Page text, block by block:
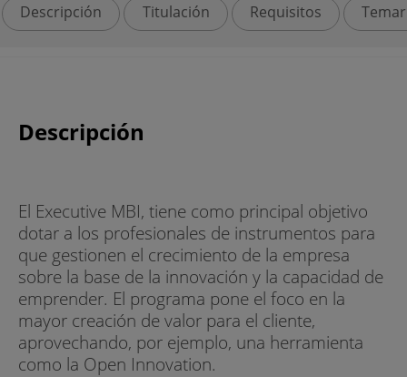
Descripción Titulación Requisitos
Descripción
El Executive MBI, tiene como principal objetivo
dotar a los profesionales de instrumentos para
que gestionen el crecimiento de la empresa
sobre la base de la innovación y la capacidad de
emprender. El programa pone el foco en la
mayor creación de valor para el cliente,
aprovechando, por ejemplo, una herramienta
como la Open Innovation.